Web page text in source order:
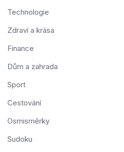
Technologie
Zdraví a krása
Finance
Dům a zahrada
Sport
Cestování
Osmisměrky
Sudoku